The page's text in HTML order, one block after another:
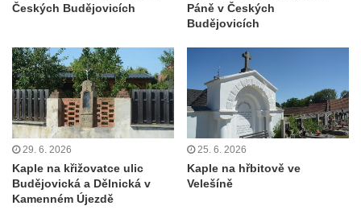
Mildeova kaple pod Ortelem
Výklenková kaple v Teplické ulici u stadionu
v Duchcově
Evangelický kostel v Duchcově
Kostel svatých Petra a Pavla v Jeníkově
Kaple Panny Marie v Lahošti
Kaple svatého Jana Nepomuckého v
Českých Budějovicích
Páně v Českých
Budějovicích
29. 6. 2026
Kaple na křižovatce ulic
Budějovická a Dělnická v
Kamenném Újezdě
25. 6. 2026
Kaple na hřbitově ve
Velešíně